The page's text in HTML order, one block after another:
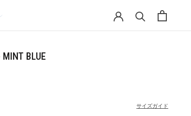
貨
MINT BLUE
サイズガイド